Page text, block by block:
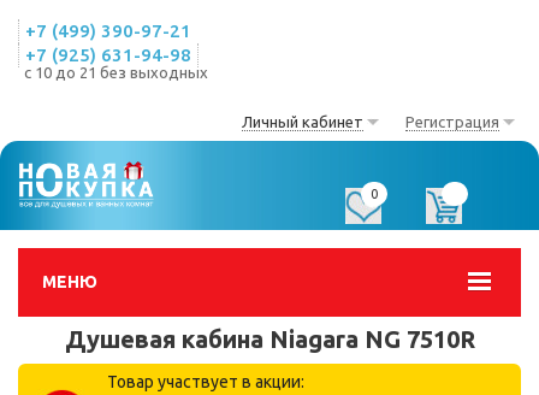
+7 (499) 390-97-21
+7 (925) 631-94-98
с 10 до 21 без выходных
Личный кабинет Регистрация
МЕНЮ
0
Душевая кабина Niagara NG 7510R
Товар участвует в акции: